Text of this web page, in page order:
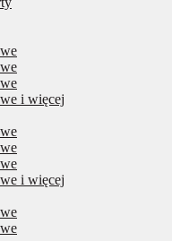
i więcej
i więcej